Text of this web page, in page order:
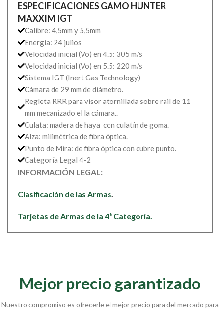
ESPECIFICACIONES GAMO HUNTER
MAXXIM IGT
Calibre: 4,5mm y 5,5mm
Energía: 24 julios
Velocidad inicial (Vo) en 4.5: 305 m/s
Velocidad inicial (Vo) en 5.5: 220 m/s
Sistema IGT (Inert Gas Technology)
Cámara de 29 mm de diámetro.
Regleta RRR para visor atornillada sobre rail de 11
mm mecanizado el la cámara..
Culata: madera de haya con culatín de goma.
Alza: milimétrica de fibra óptica.
Punto de Mira: de fibra óptica con cubre punto.
Categoría Legal 4-2
INFORMACIÓN LEGAL:
Clasificación de las Armas.
Tarjetas de Armas de la 4ª Categoría.
Mejor precio garantizado
Nuestro compromiso es ofrecerle el mejor precio para del mercado para